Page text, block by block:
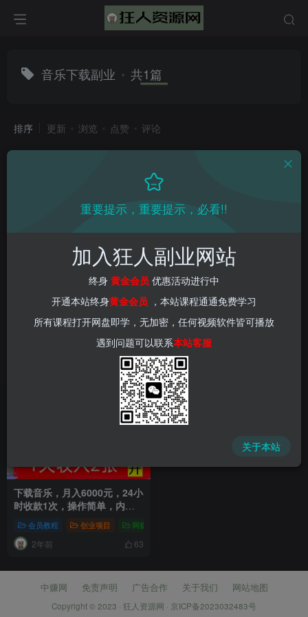
音乐下载副业 共1篇
排序 更新 浏览 点赞 评论
下载音乐，月入6000元，24小
时收款1次，操作简单，内部
教程，首次公开
会员教程 创业项目 网赚项目
2年前 63
中赚网 免责声明 广告合作 关于我们 网站地图
Copyright © 2023 · 狂人资源网 · 京ICP备2023032483号
重要提示，重要提示，必看!!
加入狂人副业网站
终身 黄金会员 优惠活动进行中
开通本站终身黄金会员 ，本站课程通通免费学习
所有课程打开网盘即学，无加密，任何视频软件皆可播放
遇到问题可以联系本站客服
关于本站